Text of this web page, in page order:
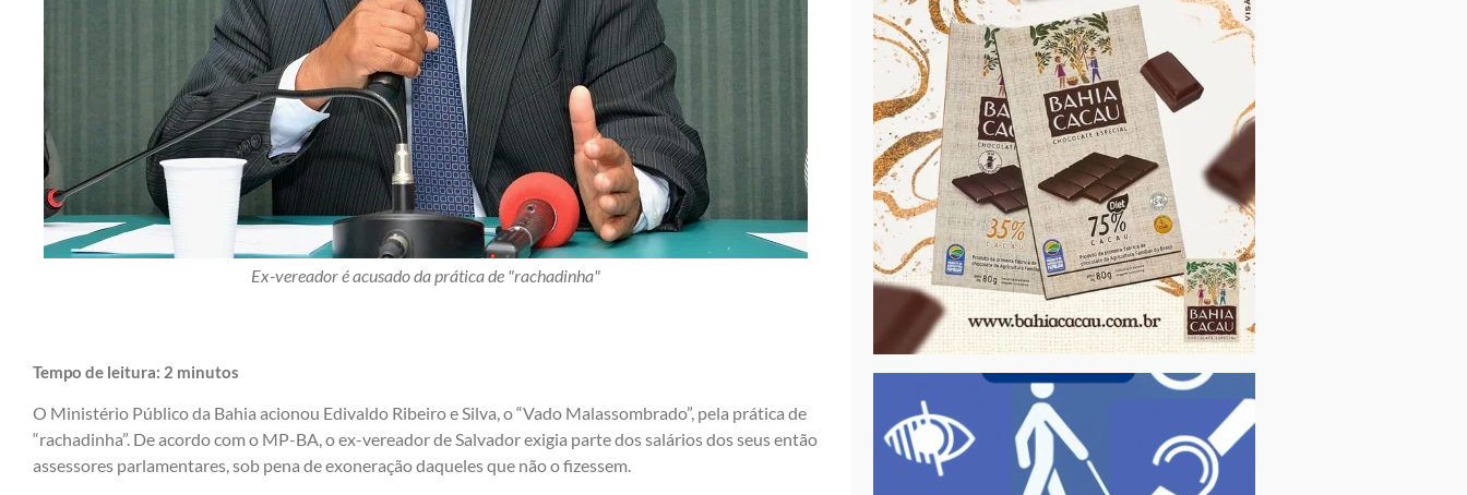
Ex-vereador é acusado da prática de "rachadinha"
Tempo de leitura: 2 minutos
O Ministério Público da Bahia acionou Edivaldo Ribeiro e Silva, o “Vado Malassombrado”, pela prática de
“rachadinha”. De acordo com o MP-BA, o ex-vereador de Salvador exigia parte dos salários dos seus então
assessores parlamentares, sob pena de exoneração daqueles que não o fizessem.